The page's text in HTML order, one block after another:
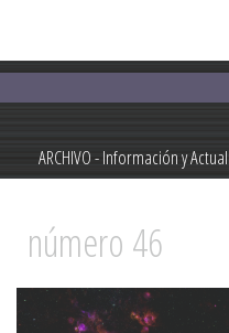
ARCHIVO - Información y
Información y Actualidad
número 46